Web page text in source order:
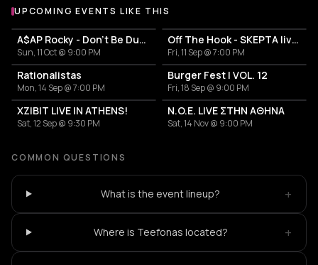
UPCOMING EVENTS LIKE THIS
A$AP Rocky - Don't Be Dumb World Tour
Sun, 11 Oct @ 9:00 PM
Off The Hook - SKEPTA live in Athens
Fri, 11 Sep @ 7:00 PM
Rationalistas
Mon, 14 Sep @ 7:00 PM
Burger Fest | VOL. 12
Fri, 18 Sep @ 9:00 PM
XZIBIT LIVE IN ATHENS!
Sat, 12 Sep @ 9:30 PM
N.O.E. LIVE ΣΤΗΝ ΑΘΗΝΑ
Sat, 14 Nov @ 9:00 PM
COMMON QUESTIONS
What is the event lineup? +
Where is Teefonas located? +